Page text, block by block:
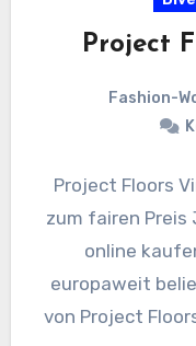
Project
Fashion-
Project Floors
zum fairen Preis
online
europaweit
von Project